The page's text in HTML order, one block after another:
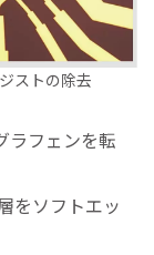
ストの除去
ラフェンを転
をソフトエッ